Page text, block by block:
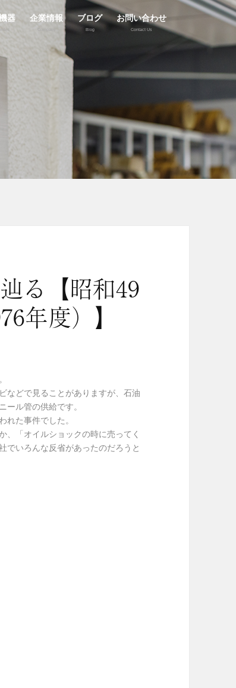
器 企業情報 ブログ
Blog
お問い合わせ
Contact Us
る【昭和49
年度）】
などで見ることがありますが、石油
ール管の供給です。
れた事件でした。
、「オイルショックの時に売ってく
でいろんな反省があったのだろうと